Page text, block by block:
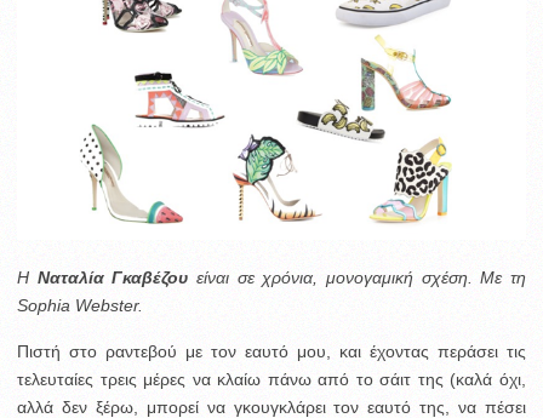
H Ναταλία Γκαβέζου είναι σε χρόνια, μονογαμική σχέση. Με τη
Sophia Webster.
Πιστή στο ραντεβού με τον εαυτό μου, και έχοντας περάσει τις
τελευταίες τρεις μέρες να κλαίω πάνω από το σάιτ της (καλά όχι,
αλλά δεν ξέρω, μπορεί να γκουγκλάρει τον εαυτό της, να πέσει